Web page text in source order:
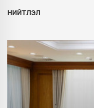
НИЙТЛЭЛ